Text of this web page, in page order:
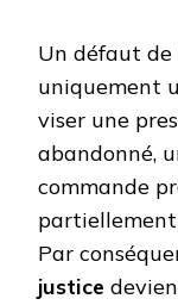
Un défaut de
uniquement
viser une
abandonné,
commande
partiellement
Par
justice